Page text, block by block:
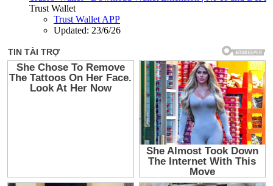
Trust Wallet
Trust Wallet APP
Updated: 23/6/26